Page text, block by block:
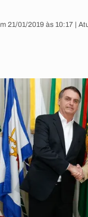
21/01/2019 às 10:17 |